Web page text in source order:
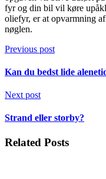
fyr og din bil vil køre
oliefyr, er at opvarmning
nøglen.
Previous post
Kan du bedst lide
Next post
Strand eller storby?
Related Posts